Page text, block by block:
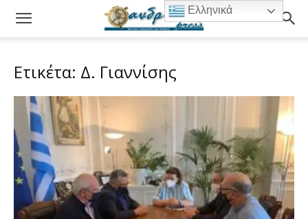
Ετικέτα: Δ. Γιαννίσης
Ελληνικά